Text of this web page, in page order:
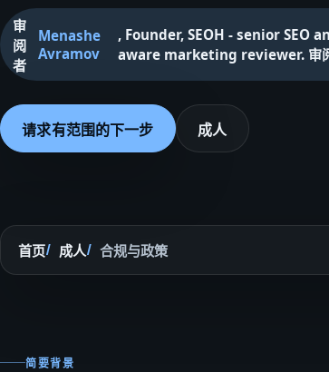
审
阅
者
Menashe
Avramov
, Founder, SEOH - senior SEO
aware marketing reviewer. 审
请求有范围的下一步 成人
首页 成人 合规与政策
简要背景